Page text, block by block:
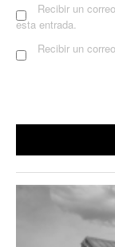
Recibir un
esta entrada.
Recibir un